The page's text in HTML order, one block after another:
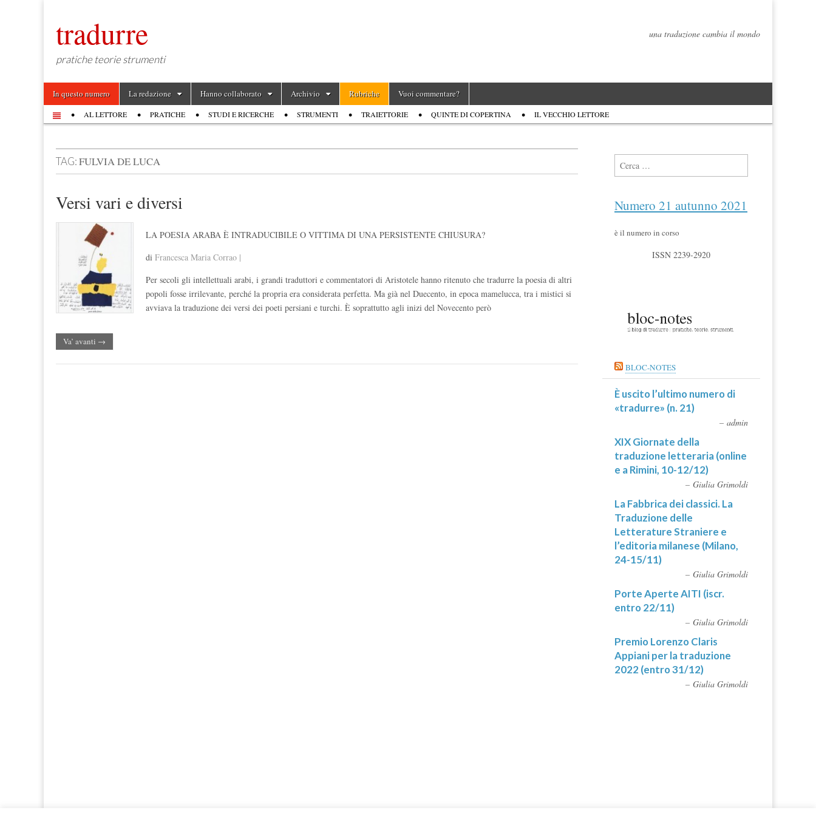
tradurre
pratiche teorie strumenti
una traduzione cambia il mondo
Main menu
Skip to content
In questo numero La redazione Hanno collaborato Archivio Rubriche Vuoi commentare?
Sub menu
AL LETTORE PRATICHE STUDI E RICERCHE STRUMENTI TRAIETTORIE QUINTE DI COPERTINA IL VECCHIO LETTORE
TAG:FULVIA DE LUCA
Versi vari e diversi
LA POESIA ARABA È INTRADUCIBILE O VITTIMA DI UNA PERSISTENTE CHIUSURA?
di Francesca Maria Corrao |
Per secoli gli intellettuali arabi, i grandi traduttori e commentatori di Aristotele hanno ritenuto che tradurre la poesia di altri
popoli fosse irrilevante, perché la propria era considerata perfetta. Ma già nel Duecento, in epoca mamelucca, tra i mistici si
avviava la traduzione dei versi dei poeti persiani e turchi. È soprattutto agli inizi del Novecento però
Va’ avanti →
Ricerca per:
Numero 21 autunno 2021
è il numero in corso
ISSN 2239-2920
BLOC-NOTES
È uscito l’ultimo numero di
«tradurre» (n. 21)
admin
XIX Giornate della
traduzione letteraria (online
e a Rimini, 10-12/12)
Giulia Grimoldi
La Fabbrica dei classici. La
Traduzione delle
Letterature Straniere e
l’editoria milanese (Milano,
24-15/11)
Giulia Grimoldi
Porte Aperte AITI (iscr.
entro 22/11)
Giulia Grimoldi
Premio Lorenzo Claris
Appiani per la traduzione
2022 (entro 31/12)
Giulia Grimoldi